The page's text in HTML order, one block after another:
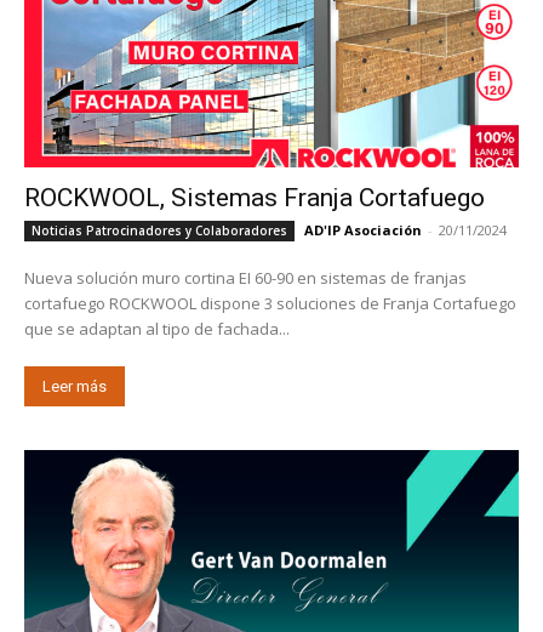
ROCKWOOL, Sistemas Franja Cortafuego
Noticias Patrocinadores y Colaboradores AD'IP Asociación - 20/11/2024
Nueva solución muro cortina EI 60-90 en sistemas de franjas
cortafuego ROCKWOOL dispone 3 soluciones de Franja Cortafuego
que se adaptan al tipo de fachada...
Leer más